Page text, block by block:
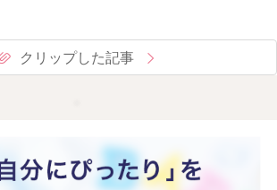
クリップした記事